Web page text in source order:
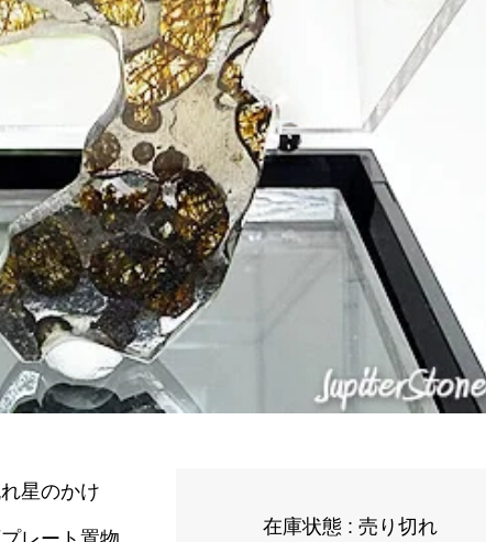
星のかけ
在庫状態 : 売り切れ